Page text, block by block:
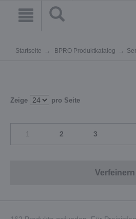
Startseite BPRO Produktkatalog
Zeige pro Seite
2 3
Verfeinern